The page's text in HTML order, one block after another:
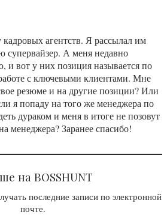
кадровых агентств. Я рассылал им
супервайзер. А меня недавно
и вот у них позиция называется по
с ключевыми клиентами. Мне
резюме и на другие позиции? Или
я попаду на того же менеджера по
дураком и меня в итоге не позовут
менеджера? Заранее спасибо!
на BOSSHUNT
последние записи по электронной
почте.